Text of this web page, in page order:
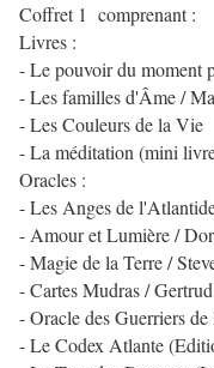
Coffret 1 comprenant :
Livres :
- Le pouvoir du moment
- Les familles d'Âme /
- Les Couleurs de la Vie
- La méditation (mini
Oracles :
- Les Anges de
- Amour et Lumière /
- Magie de la Terre /
- Cartes Mudras /
- Oracle des Guerriers
- Le Codex Atlante